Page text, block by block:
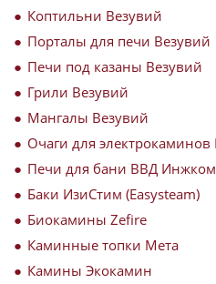
Коптильни Везувий
Порталы для печи Везувий
Печи под казаны Везувий
Грили Везувий
Мангалы Везувий
Очаги для электрокаминов
Печи для бани ВВД
Баки ИзиСтим (Easysteam)
Биокамины Zefire
Каминные топки Мета
Камины Экокамин